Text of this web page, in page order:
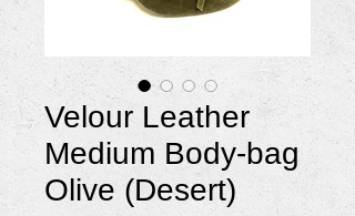
Velour Leather
Medium Body-bag
Olive (Desert)